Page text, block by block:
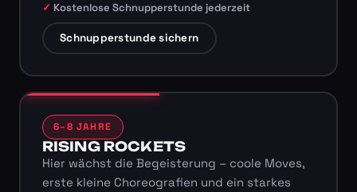
Kostenlose Schnupperstunde jederzeit
Schnupperstunde sichern
6–8 JAHRE
RISING ROCKETS
Hier wächst die Begeisterung – coole Moves,
erste kleine Choreografien und ein starkes